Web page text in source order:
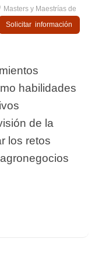
Masters y Maestrías de
Solicitar información
habilidades
de la
los retos